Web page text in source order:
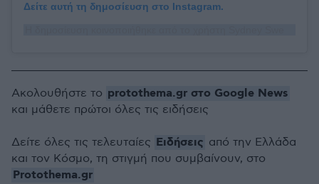
Δείτε αυτή τη δημοσίευση στο Instagram.
Ακολουθήστε το protothema.gr στο Google News
και μάθετε πρώτοι όλες τις ειδήσεις
Δείτε όλες τις τελευταίες Ειδήσεις από την Ελλάδα
και τον Κόσμο, τη στιγμή που συμβαίνουν, στο
Protothema.gr